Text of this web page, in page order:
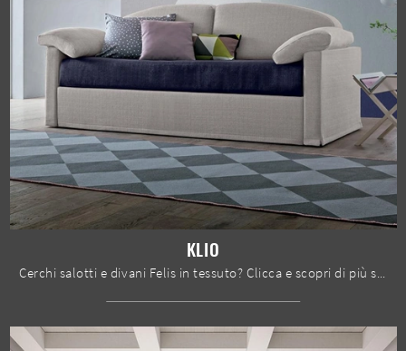
KLIO
Cerchi salotti e divani Felis in tessuto? Clicca e scopri di più sul modello Klio per spazi moderni.